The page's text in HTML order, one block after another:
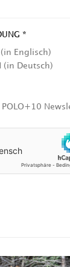
*
(in Englisch)
(in Deutsch)
POLO+10